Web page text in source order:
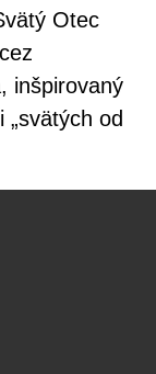
Otec
inšpirovaný
od